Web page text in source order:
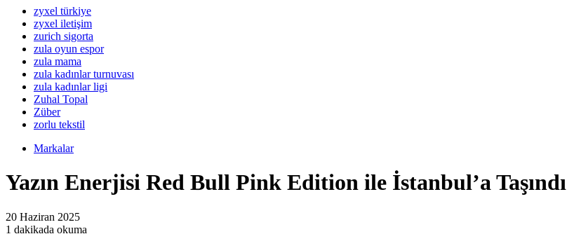
zyxel türkiye
zyxel iletişim
zurich sigorta
zula oyun espor
zula mama
zula kadınlar turnuvası
zula kadınlar ligi
Zuhal Topal
Züber
zorlu tekstil
Markalar
Yazın Enerjisi Red Bull Pink Edition ile İstanbul’a Taşındı
20 Haziran 2025
1 dakikada okuma